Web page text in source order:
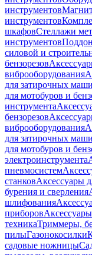
инструментов
инструментов
шкафовСтеллажи
инструментов
силовой и
бензорезов
виброоборудования
для затирочных
для мотобуров и
инструмента
бензорезов
виброоборудования
для затирочных
для мотобуров и
электроинструмента
пневмосистем
станковАксессуары
бурения и сверления
шлифования
приборов
техникаТриммеры,
пилыГазонокосилки
садовые ножницы